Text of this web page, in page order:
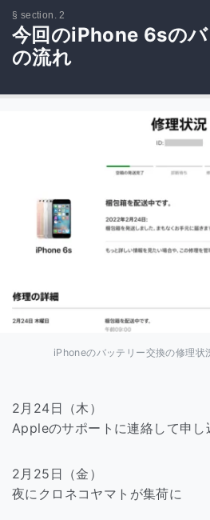
今回のiPhone 6sの
の流れ
iPhoneのバッテリー交換の修理状
2月24日（木）
Appleのサポートに連絡して申し
2月25日（金）
夜にクロネコヤマトが集荷に